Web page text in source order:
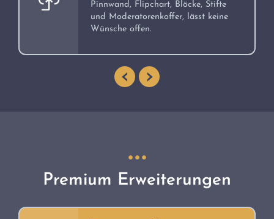
Pinnwand, Flipchart, Blöcke, Stifte
und Moderatorenkoffer, lässt keine
Wünsche offen.
‹ ›
Premium Erweiterungen